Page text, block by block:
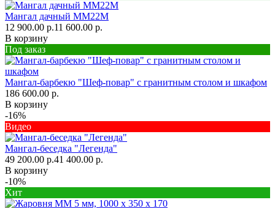
Мангал дачный ММ22М
12 900.00 р.11 600.00 р.
В корзину
Под заказ
Мангал-барбекю "Шеф-повар" с гранитным столом и шкафом
186 600.00 р.
В корзину
-16%
Видео
Мангал-беседка "Легенда"
49 200.00 р.41 400.00 р.
В корзину
-10%
Хит